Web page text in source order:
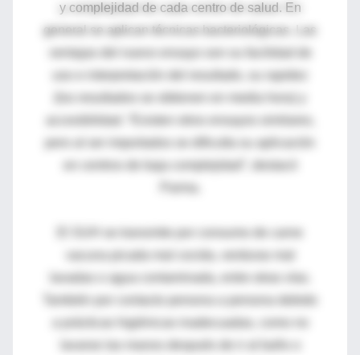
y complejidad de cada centro de salud. En
general se aplican técnicas bacteriológicas. Las
ventajas del nuevo ensayo son su facilidad de
uso e interpretación del resultado, su rapidez
accesibilidad. “Existen otros ensayos similares,
pero al ser importados se dificulta su aplicación
en centros de baja complejidad”, destacó
lavadas o agua contaminada, entre otras vías.
a prácticas higiénicas inadecuadas, como no